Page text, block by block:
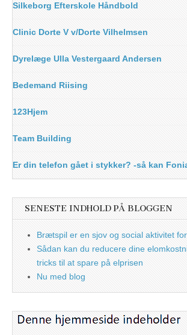
Silkeborg Efterskole Håndbold
Clinic Dorte V v/Dorte Vilhelmsen
Dyrelæge Ulla Vestergaard Andersen
Bedemand Riising
123Hjem
Team Building
Er din telefon gået i stykker? -så kan
SENESTE INDHOLD PÅ BLOGGEN
Brætspil er en sjov og social aktivitet
Sådan kan du reducere dine
tricks til at spare på elprisen
Nu med blog